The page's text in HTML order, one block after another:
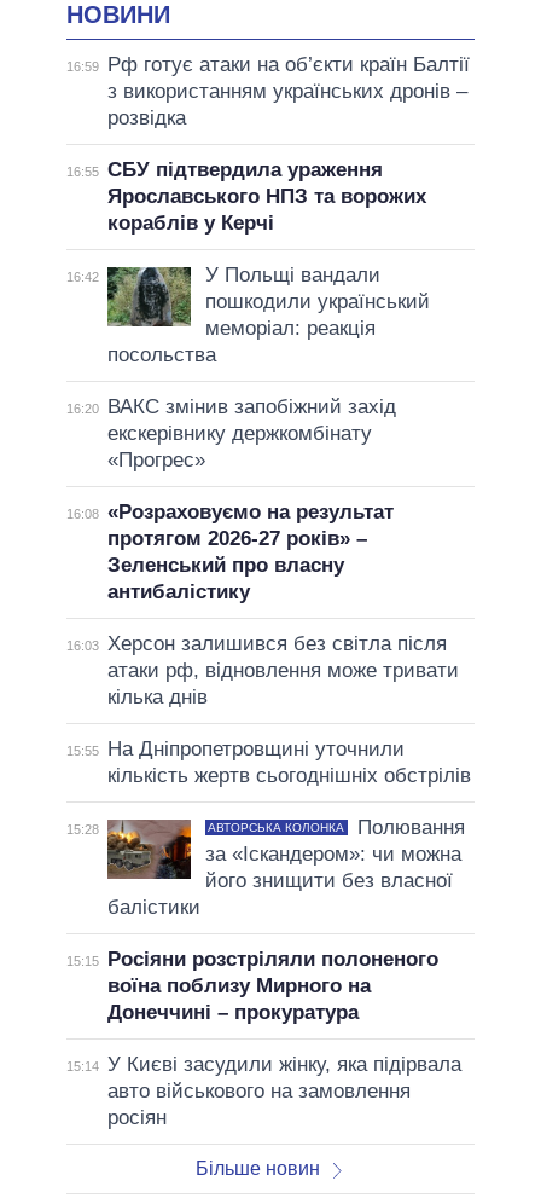
НОВИНИ
16:59
Рф готує атаки на об’єкти країн Балтії
з використанням українських дронів –
розвідка
16:55 СБУ підтвердила ураження
Ярославського НПЗ та ворожих
кораблів у Керчі
16:42
У Польщі вандали
пошкодили український
меморіал: реакція
посольства
16:20
ВАКС змінив запобіжний захід
екскерівнику держкомбінату
«Прогрес»
16:08 «Розраховуємо на результат
протягом 2026-27 років» –
Зеленський про власну
антибалістику
16:03 Херсон залишився без світла після
атаки рф, відновлення може тривати
кілька днів
15:55
На Дніпропетровщині уточнили
кількість жертв сьогоднішніх обстрілів
15:28 АВТОРСЬКА КОЛОНКА
Полювання
за «Іскандером»: чи можна
його знищити без власної
балістики
15:15
Росіяни розстріляли полоненого
воїна поблизу Мирного на
Донеччині – прокуратура
15:14 У Києві засудили жінку, яка підірвала
авто військового на замовлення
росіян
Більше новин